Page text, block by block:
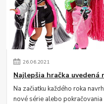
26.06.2021
Najlepšia hračka
Na začiatku každého roka
nové série alebo